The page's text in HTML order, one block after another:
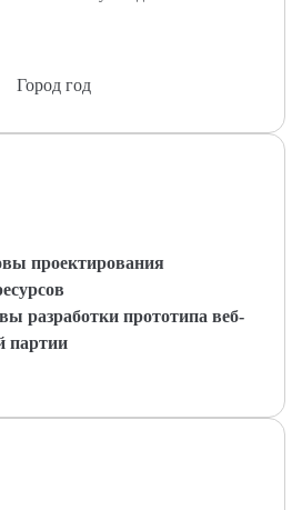
Город год
проектирования
разработки прототипа веб-
партии